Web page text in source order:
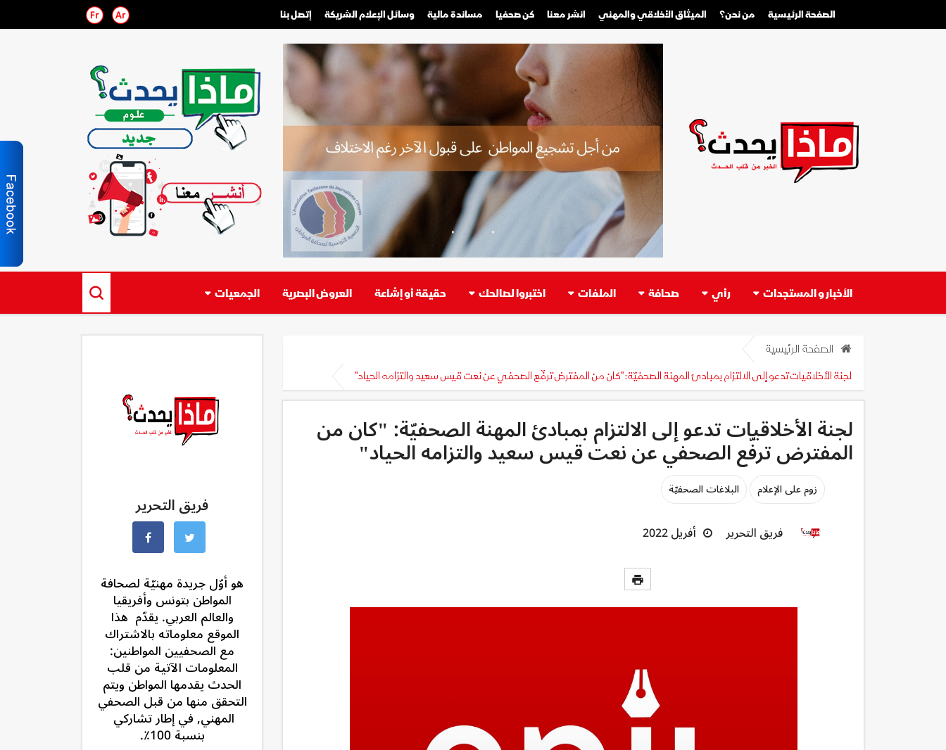
الصفحة الرئيسية من نحن؟ الميثاق الأخلاقي والمهني انشر معنا
كن صحفيا
صحفي محترف
صحفي مواطن
مساندة مالية وسائل الإعلام الشريكة إتصل بنا
الأخبار و المستجدات رأي صحافة الملفات اختبروا لصالحك حقيقة أو إشاعة العروض البصرية الجمعيات
الصفحة الرئيسية
لجنة الأخلاقيات تدعو إلى الالتزام بمبادئ المهنة الصحفيّة: "كان من المفترض ترفّع الصحفي عن نعت قيس سعيد والتزامه الحياد"
لجنة الأخلاقيات تدعو إلى الالتزام بمبادئ المهنة الصحفيّة: "كان من
المفترض ترفّع الصحفي عن نعت قيس سعيد والتزامه الحياد"
زوم على الإعلام البلاغات الصحفيّة
فريق التحرير أفريل 2022
فريق التحرير
هو أوّل جريدة مهنيّة لصحافة
المواطن بتونس وأفريقيا
والعالم العربي. يقدّم هذا
الموقع معلوماته بالاشتراك
مع الصحفيين المواطنين:
المعلومات الآتية من قلب
الحدث يقدمها المواطن ويتم
التحقق منها من قبل الصحفي
المهني, في إطار تشاركي
بنسبة 100٪.